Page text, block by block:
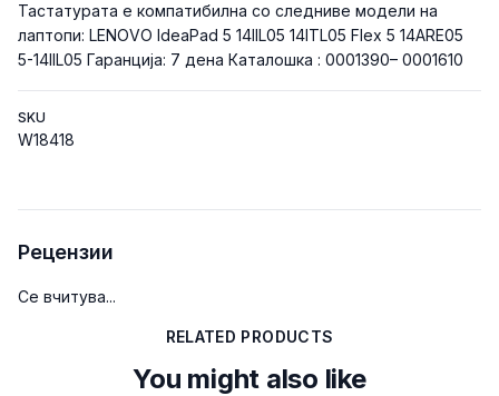
Тастатурата е компатибилна со следниве модели на
лаптопи: LENOVO IdeaPad 5 14IIL05 14ITL05 Flex 5 14ARE05
5-14IIL05 Гаранција: 7 дена Каталошка : 0001390– 0001610
SKU
W18418
Рецензии
Се вчитува...
RELATED PRODUCTS
You might also like